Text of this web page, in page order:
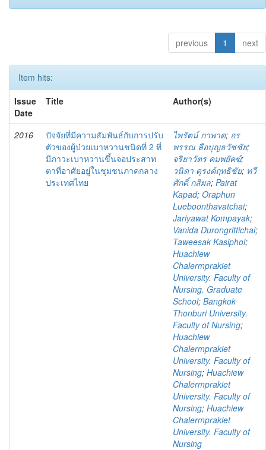
previous 1 next
Item hits:
Issue
Date
Title Author(s)
2016
ปัจจัยที่มีความสัมพันธ์กับการปรับ
ตัวของผู้ป่วยเบาหวานชนิดที่ 2 ที่
มีภาวะเบาหวานขึ้นจอประสาท
ตาที่อาศัยอยู่ในชุมชนภาคกลาง
ประเทศไทย
ไพรัตน์ กาพาด; อร
พรรณ ลือบุญธวัชชัย;
จริยาวัตร คมพยัคฆ์;
วนิดา ดุรงค์ฤทธิชัย; ทวี
ศักดิ์ กสิผล; Pairat
Kapad; Oraphun
Lueboonthavatchai;
Jariyawat Kompayak;
Vanida Durongrittichai;
Taweesak Kasiphol;
Huachiew
Chalermprakiet
University. Faculty of
Nursing. Graduate
School; Bangkok
Thonburi University.
Faculty of Nursing;
Huachiew
Chalermprakiet
University. Faculty of
Nursing; Huachiew
Chalermprakiet
University. Faculty of
Nursing; Huachiew
Chalermprakiet
University. Faculty of
Nursing